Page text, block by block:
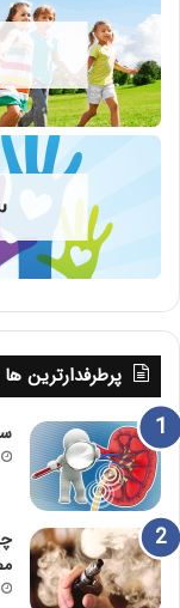
پرطرفدارترین ها